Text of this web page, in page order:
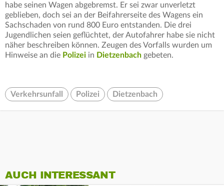
habe seinen Wagen abgebremst. Er sei zwar unverletzt
geblieben, doch sei an der Beifahrerseite des Wagens ein
Sachschaden von rund 800 Euro entstanden. Die drei
Jugendlichen seien geflüchtet, der Autofahrer habe sie nicht
näher beschreiben können. Zeugen des Vorfalls wurden um
Hinweise an die Polizei in Dietzenbach gebeten.
Verkehrsunfall Polizei Dietzenbach
AUCH INTERESSANT